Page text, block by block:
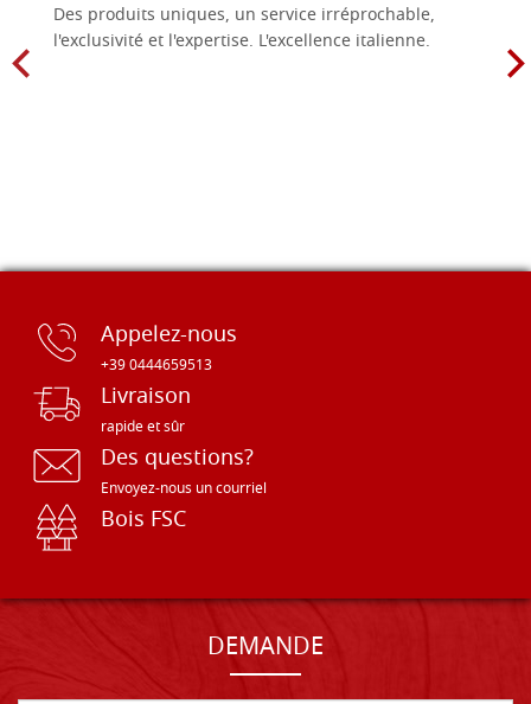
Des produits uniques, un service irréprochable,
l'exclusivité et l'expertise. L'excellence italienne.
Appelez-nous
+39 0444659513
Livraison
rapide et sûr
Des questions?
Envoyez-nous un courriel
Bois FSC
DEMANDE